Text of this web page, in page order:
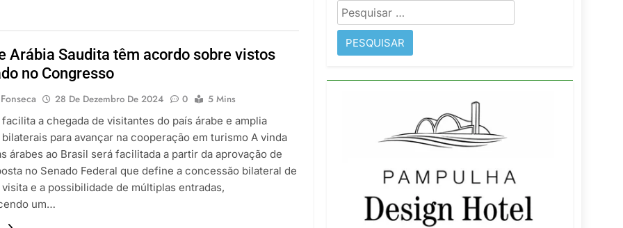
Atomium: História, Ciência e a Melhor Vista de Bruxelas
Arábia Saudita têm acordo sobre vistos
no Congresso
28 De Dezembro De 2024 0
5 Mins
a chegada de visitantes do país árabe e amplia
para avançar na cooperação em turismo A vinda
árabes ao Brasil será facilitada a partir da aprovação de
no Senado Federal que define a concessão bilateral de
e a possibilidade de múltiplas entradas,
um…
Pesquisar
por: